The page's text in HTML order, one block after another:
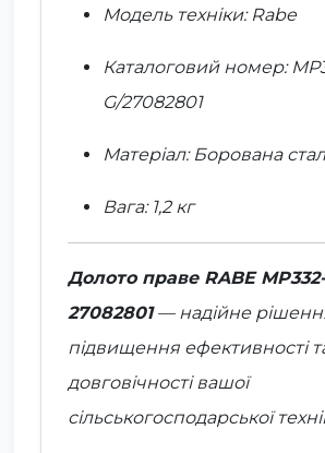
Модель техніки: Rabe
Каталоговий номер:
G/27082801
Матеріал: Борована
Вага: 1,2 кг
Долото праве RABE
27082801— надійне
підвищення ефективності
довговічності вашої
сільськогосподарської